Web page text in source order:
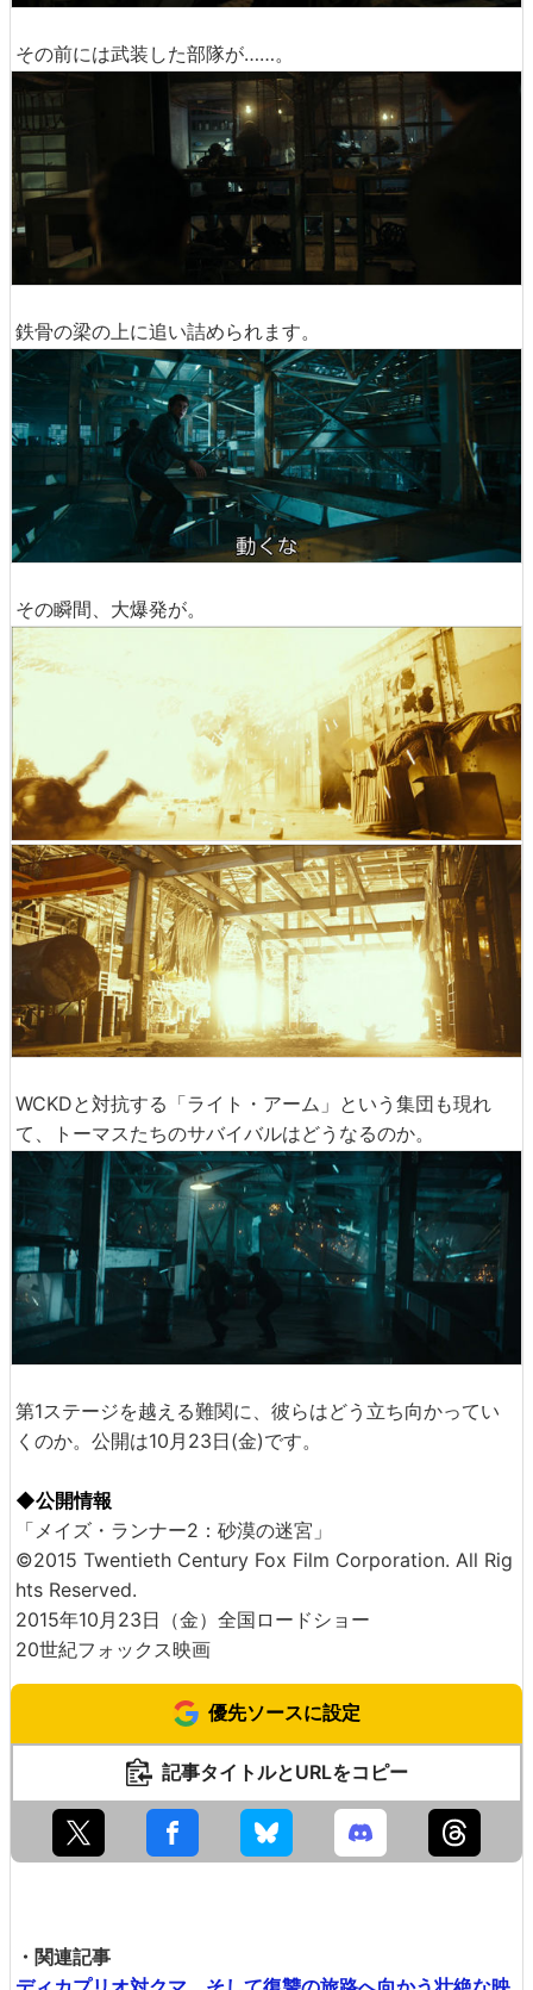
その前には武装した部隊が……。
鉄骨の梁の上に追い詰められます。
その瞬間、大爆発が。
WCKDと対抗する「ライト・アーム」という集団も現れ
て、トーマスたちのサバイバルはどうなるのか。
第1ステージを越える難関に、彼らはどう立ち向かってい
くのか。公開は10月23日(金)です。
◆公開情報
「メイズ・ランナー2：砂漠の迷宮」
©2015 Twentieth Century Fox Film Corporation. All Rig
hts Reserved.
2015年10月23日（金）全国ロードショー
20世紀フォックス映画
優先ソースに設定
記事タイトルとURLをコピー
・関連記事